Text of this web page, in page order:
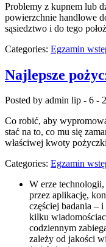
Problemy z kupnem lub
powierzchnie handlowe
sąsiedztwo i do tego
Categories: Egzamin
Najlepsze
Posted by admin lip - 6 -
Co robić, aby
stać na to, co mu się
właściwej kwoty
Categories: Egzamin
W erze
przez aplikację,
częściej badania –
kilku
codziennym
zależy od jakości